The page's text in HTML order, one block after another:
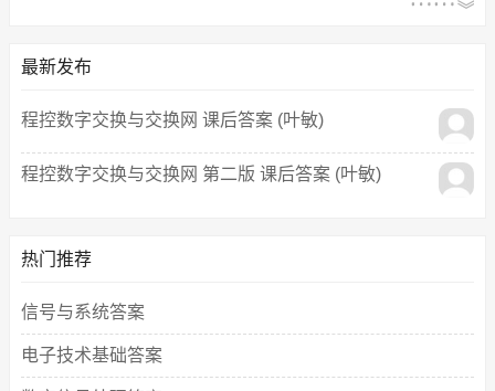
程、计算机科学与技术、信息工程、计算机与通信工程系 等专业。
以下学校的同学下载过
工业学院、西南交通大学、西南民族大学、长春理工大学光电信息学
院、河北大学、集美大学 等。
最新发布
程控数字交换与交换网 课后答案 (叶敏)
程控数字交换与交换网 第二版 课后答案 (叶敏)
热门推荐
信号与系统答案
电子技术基础答案